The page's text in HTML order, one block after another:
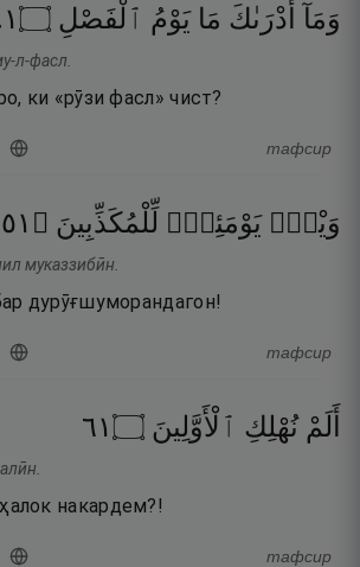
وَمَآ أَدْرَىٰكَ مَا يَوْمُ ٱلْفَصْلِ ۝
л-фасл.
ки «рӯзи фасл» чист?
тафсир
وَيْلٌۭ يَوْمَئِذٍۢ لِّلْمُكَذِّبِينَ ۝ ١٥
муказзибӣн.
дурӯғшуморандагон!
тафсир
أَلَمْ نُهْلِكِ ٱلْأَوَّلِينَ ۝١٦
накардем?!
тафсир